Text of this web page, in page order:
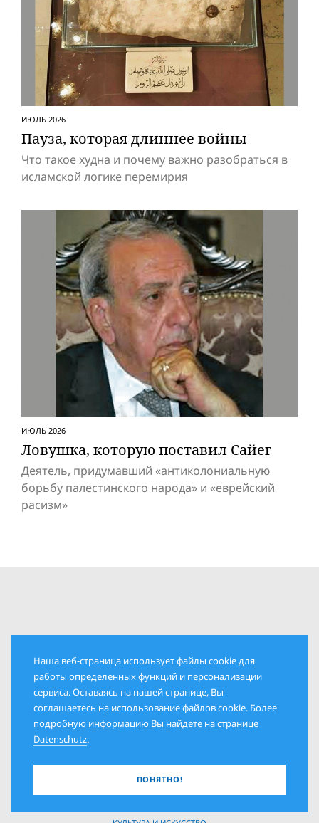
ИЮЛЬ 2026
Пауза, которая длиннее вой­ны
Что такое худна и почему важно разобраться в
исламской логике перемирия
ИЮЛЬ 2026
Ловушка, которую поставил Сайег
Деятель, придумавший «антиколониальную
борьбу палестинского народа» и «eвpeйский
расизм»
РУБРИКИ
ДАТЫ И ЛЮДИ
Наша веб-страница использует файлы cookie для
работы определенных функций и персонализации
сервиса. Оставаясь на нашей странице, Вы
соглашаетесь на использование файлов cookie. Более
подробную информацию Вы найдете на странице
Datenschutz.
ПОНЯТНО!